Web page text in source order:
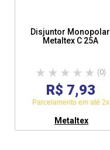
Disjuntor Monopolar
Metaltex C 25A
(0)
R$ 7,93
Parcelamento em até 2x
Metaltex